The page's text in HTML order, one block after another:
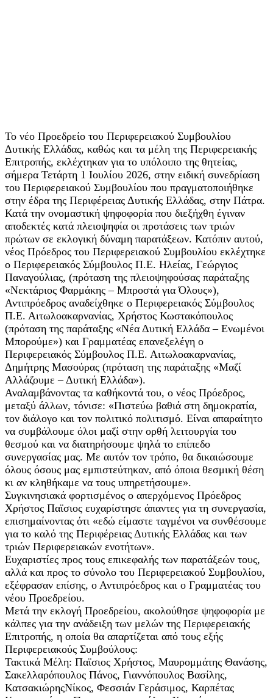
Το νέο Προεδρείο του Περιφερειακού Συμβουλίου
Δυτικής Ελλάδας, καθώς και τα μέλη της Περιφερειακής
Επιτροπής, εκλέχτηκαν για το υπόλοιπο της θητείας,
σήμερα Τετάρτη 1 Ιουλίου 2026, στην ειδική συνεδρίαση
του Περιφερειακού Συμβουλίου που πραγματοποιήθηκε
στην έδρα της Περιφέρειας Δυτικής Ελλάδας, στην Πάτρα.
Κατά την ονομαστική ψηφοφορία που διεξήχθη έγιναν
αποδεκτές κατά πλειοψηφία οι προτάσεις των τριών
πρώτων σε εκλογική δύναμη παρατάξεων. Κατόπιν αυτού,
νέος Πρόεδρος του Περιφερειακού Συμβουλίου εκλέχτηκε
ο Περιφερειακός Σύμβουλος Π.Ε. Ηλείας, Γεώργιος
Παναγούλιας, (πρόταση της πλειοψηφούσας παράταξης
«Νεκτάριος Φαρμάκης – Μπροστά για Όλους»),
Αντιπρόεδρος αναδείχθηκε ο Περιφερειακός Σύμβουλος
Π.Ε. Αιτωλοακαρνανίας, Χρήστος Κωστακόπουλος
(πρόταση της παράταξης «Νέα Δυτική Ελλάδα – Ενωμένοι
Μπορούμε») και Γραμματέας επανεξελέγη ο
Περιφερειακός Σύμβουλος Π.Ε. Αιτωλοακαρνανίας,
Δημήτρης Μασούρας (πρόταση της παράταξης «Μαζί
Αλλάζουμε – Δυτική Ελλάδα»).
Αναλαμβάνοντας τα καθήκοντά του, ο νέος Πρόεδρος,
μεταξύ άλλων, τόνισε: «Πιστεύω βαθιά στη δημοκρατία,
τον διάλογο και τον πολιτικό πολιτισμό. Είναι απαραίτητο
να συμβάλουμε όλοι μαζί στην ορθή λειτουργία του
θεσμού και να διατηρήσουμε ψηλά το επίπεδο
συνεργασίας μας. Με αυτόν τον τρόπο, θα δικαιώσουμε
όλους όσους μας εμπιστεύτηκαν, από όποια θεσμική θέση
κι αν κληθήκαμε να τους υπηρετήσουμε».
Συγκινησιακά φορτισμένος ο απερχόμενος Πρόεδρος
Χρήστος Παϊσιος ευχαρίστησε άπαντες για τη συνεργασία,
επισημαίνοντας ότι «εδώ είμαστε ταγμένοι να συνθέσουμε
για το καλό της Περιφέρειας Δυτικής Ελλάδας και των
τριών Περιφερειακών ενοτήτων».
Ευχαριστίες προς τους επικεφαλής των παρατάξεών τους,
αλλά και προς το σύνολο του Περιφερειακού Συμβουλίου,
εξέφρασαν επίσης, ο Αντιπρόεδρος και ο Γραμματέας του
νέου Προεδρείου.
Μετά την εκλογή Προεδρείου, ακολούθησε ψηφοφορία με
κάλπες για την ανάδειξη των μελών της Περιφερειακής
Επιτροπής, η οποία θα απαρτίζεται από τους εξής
Περιφερειακούς Συμβούλους:
Τακτικά Μέλη: Παϊσιος Χρήστος, Μαυρομμάτης Θανάσης,
Σακελλαρόπουλος Πάνος, Γιαννόπουλος Βασίλης,
ΚατσακιώρηςΝίκος, Φεσσιάν Γεράσιμος, Καρπέτας